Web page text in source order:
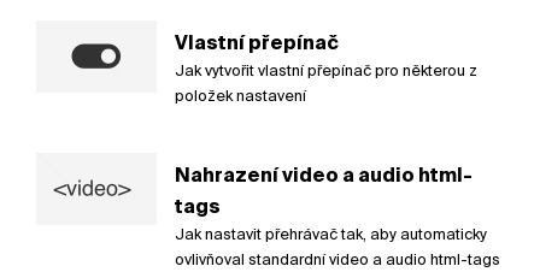
Vlastní přepínač
Jak vytvořit vlastní přepínač pro některou z
položek nastavení
Nahrazení video a audio html-
tags
Jak nastavit přehrávač tak, aby automaticky
ovlivňoval standardní video a audio html-tags